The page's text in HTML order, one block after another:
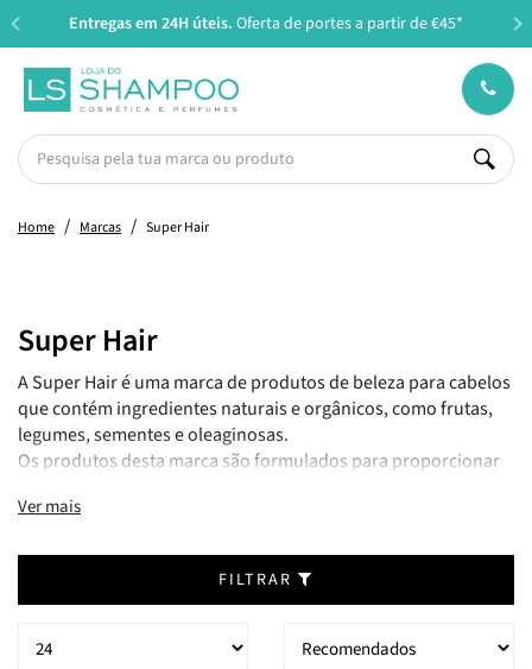
Entregas em 24H úteis. Oferta de portes a partir de €45*
Home Marcas Super Hair
Super Hair
A Super Hair é uma marca de produtos de beleza para cabelos
que contém ingredientes naturais e orgânicos, como frutas,
legumes, sementes e oleaginosas.
Os produtos desta marca são formulados para proporcionar
nutrição, força, brilho e proteção.
Ver mais
FILTRAR